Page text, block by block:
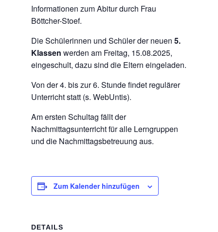
Informationen zum Abitur durch Frau
Böttcher-Stoef.
Die Schülerinnen und Schüler der neuen 5.
Klassen werden am Freitag, 15.08.2025,
eingeschult, dazu sind die Eltern eingeladen.
Von der 4. bis zur 6. Stunde findet regulärer
Unterricht statt (s. WebUntis).
Am ersten Schultag fällt der
Nachmittagsunterricht für alle Lerngruppen
und die Nachmittagsbetreuung aus.
Zum Kalender hinzufügen
DETAILS